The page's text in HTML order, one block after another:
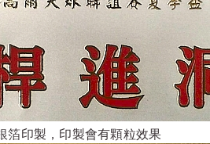
箔印製，印製會有顆粒效果